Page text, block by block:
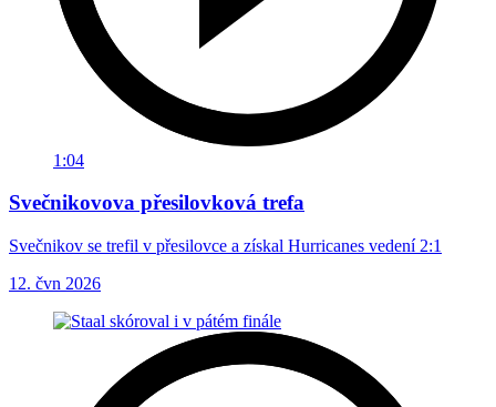
1:04
Svečnikovova přesilovková trefa
Svečnikov se trefil v přesilovce a získal Hurricanes vedení 2:1
12. čvn 2026